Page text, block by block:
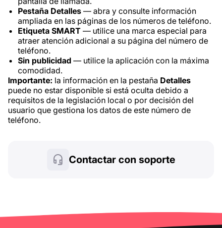
Pestaña Detalles — abra y consulte información
ampliada en las páginas de los números de teléfono.
Etiqueta SMART — utilice una marca especial para
atraer atención adicional a su página del número de
teléfono.
Sin publicidad — utilice la aplicación con la máxima
comodidad.
Importante: la información en la pestaña Detalles
puede no estar disponible si está oculta debido a
requisitos de la legislación local o por decisión del
usuario que gestiona los datos de este número de
teléfono.
Contactar con soporte